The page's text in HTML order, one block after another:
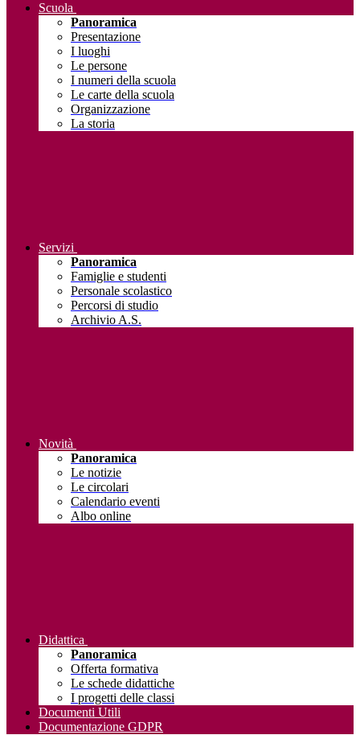
Scuola
Panoramica
Presentazione
I luoghi
Le persone
I numeri della scuola
Le carte della scuola
Organizzazione
La storia
Servizi
Panoramica
Famiglie e studenti
Personale scolastico
Percorsi di studio
Archivio A.S.
Novità
Panoramica
Le notizie
Le circolari
Calendario eventi
Albo online
Didattica
Panoramica
Offerta formativa
Le schede didattiche
I progetti delle classi
Documenti Utili
Documentazione GDPR